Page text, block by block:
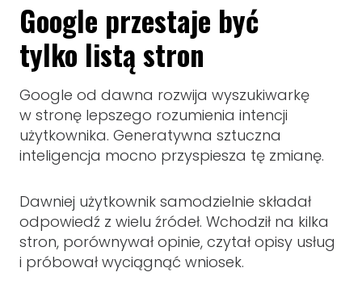
Google przestaje być
tylko listą stron
Google od dawna rozwija wyszukiwarkę
w stronę lepszego rozumienia intencji
użytkownika. Generatywna sztuczna
inteligencja mocno przyspiesza tę zmianę.
Dawniej użytkownik samodzielnie składał
odpowiedź z wielu źródeł. Wchodził na kilka
stron, porównywał opinie, czytał opisy usług
i próbował wyciągnąć wniosek.